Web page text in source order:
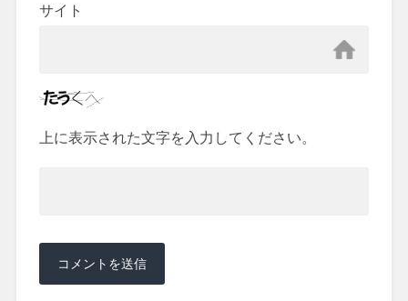
サイト
上に表示された文字を入力してください。